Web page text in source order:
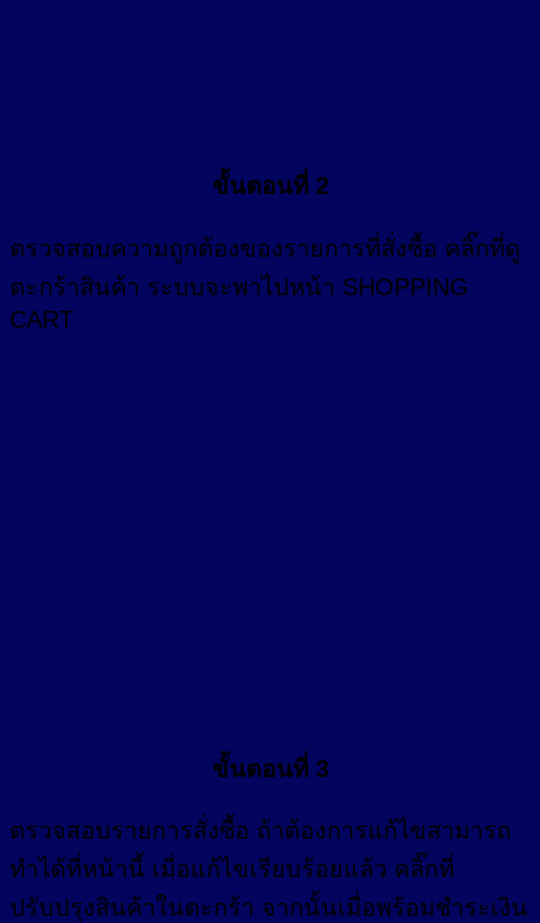
ขั้นตอนที่ 2
ตรวจสอบความถูกต้องของรายการที่สั่งซื้อ คลิ๊กที่ดู
ตะกร้าสินค้า ระบบจะพาไปหน้า SHOPPING
CART
ขั้นตอนที่ 3
ตรวจสอบรายการสั่งซื้อ ถ้าต้องการแก้ไขสามารถ
ทำได้ที่หน้านี้ เมื่อแก้ไขเรียบร้อยแล้ว คลิ๊กที่
ปรับปรุงสินค้าในตะกร้า จากนั้นเมื่อพร้อมชำระเงิน